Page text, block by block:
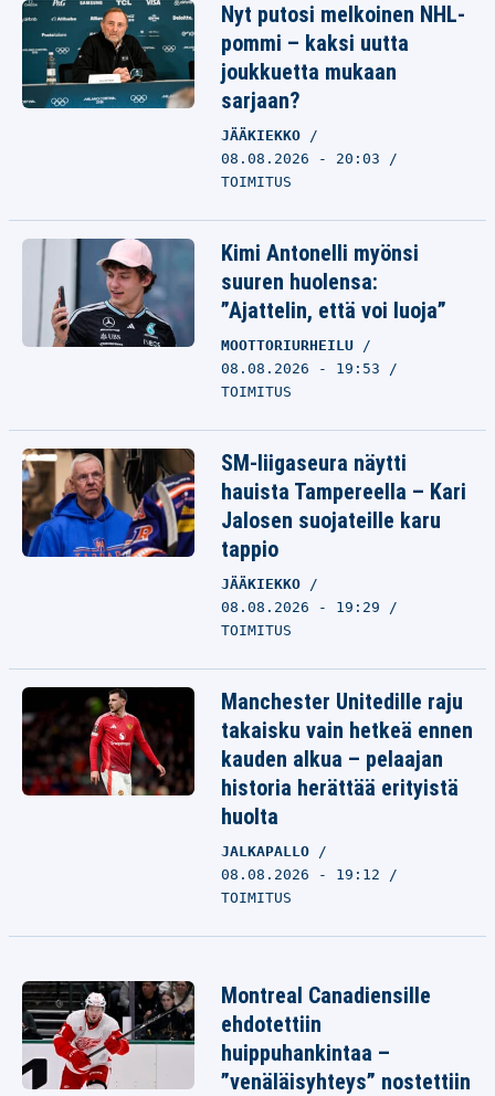
Nyt putosi melkoinen NHL-
pommi – kaksi uutta
joukkuetta mukaan
sarjaan?
JÄÄKIEKKO
08.08.2026 - 20:03
TOIMITUS
Kimi Antonelli myönsi
suuren huolensa:
”Ajattelin, että voi luoja”
MOOTTORIURHEILU
08.08.2026 - 19:53
TOIMITUS
SM-liigaseura näytti
hauista Tampereella – Kari
Jalosen suojateille karu
tappio
JÄÄKIEKKO
08.08.2026 - 19:29
TOIMITUS
Manchester Unitedille raju
takaisku vain hetkeä ennen
kauden alkua – pelaajan
historia herättää erityistä
huolta
JALKAPALLO
08.08.2026 - 19:12
TOIMITUS
Montreal Canadiensille
ehdotettiin
huippuhankintaa –
”venäläisyhteys” nostettiin